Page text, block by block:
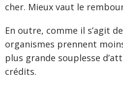
cher. Mieux vaut le
En outre, comme il s’agit
organismes prennent
plus grande souplesse
crédits.